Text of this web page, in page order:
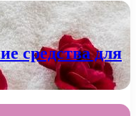
средства для